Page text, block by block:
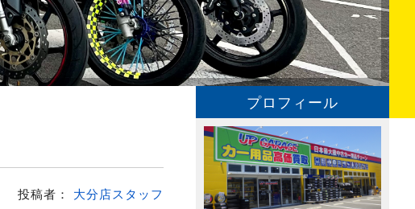
投稿者： 大分店スタッフ
プロフィール